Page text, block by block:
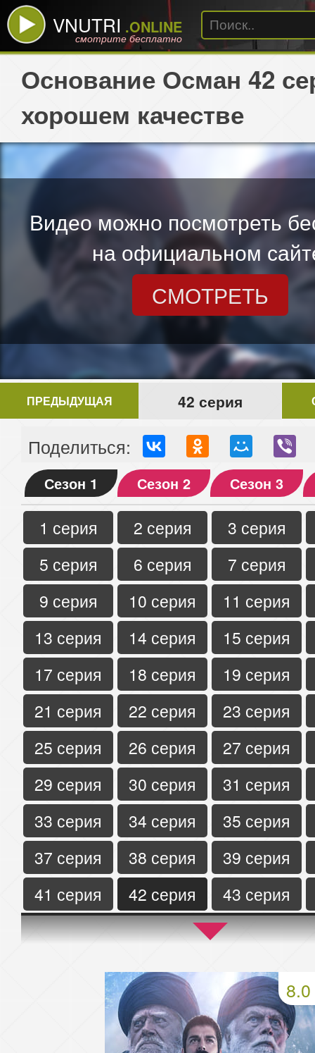
VNUTRI .ONLINE
смотрите бесплатно
Основание Осман 42
хорошем качестве
Видео можно посмотреть
на официальном
СМОТРЕТЬ
ПРЕДЫДУЩАЯ 42 серия
Поделиться:
Сезон 1 Сезон 2 Сезон 3
1 серия 2 серия
3 серия
5 серия
6 серия
7 серия
9 серия
10 серия
11 серия
13 серия
14 серия
15 серия
17 серия
18 серия
19 серия
21 серия
22 серия
23 серия
25 серия
26 серия
27 серия
29 серия
30 серия
31 серия
33 серия
34 серия
35 серия
37 серия
38 серия
39 серия
41 серия
42 серия
43 серия
45 серия
46 серия
47 серия
50 серия
51 серия
54 серия
55 серия
58 серия
59 серия
8.0